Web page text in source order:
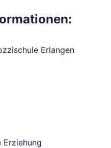
Erlangen
Erziehung